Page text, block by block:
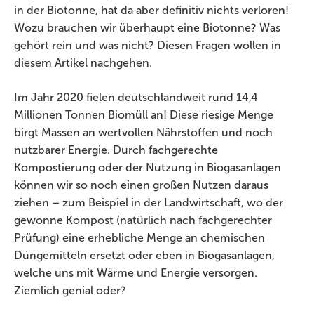
in der Biotonne, hat da aber definitiv nichts verloren!
Wozu brauchen wir überhaupt eine Biotonne? Was
gehört rein und was nicht? Diesen Fragen wollen in
diesem Artikel nachgehen.
Im Jahr 2020 fielen deutschlandweit rund 14,4
Millionen Tonnen Biomüll an! Diese riesige Menge
birgt Massen an wertvollen Nährstoffen und noch
nutzbarer Energie. Durch fachgerechte
Kompostierung oder der Nutzung in Biogasanlagen
können wir so noch einen großen Nutzen daraus
ziehen – zum Beispiel in der Landwirtschaft, wo der
gewonne Kompost (natürlich nach fachgerechter
Prüfung) eine erhebliche Menge an chemischen
Düngemitteln ersetzt oder eben in Biogasanlagen,
welche uns mit Wärme und Energie versorgen.
Ziemlich genial oder?